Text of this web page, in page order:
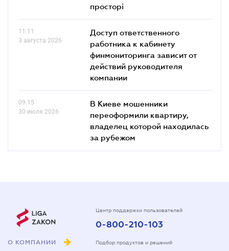
просторі
11.11
3 августа 2026
Доступ ответственного
работника к кабинету
финмониторинга зависит от
действий руководителя
компании
09.15
30 июля 2026
В Киеве мошенники
переоформили квартиру,
владелец которой находилась
за рубежом
О КОМПАНИИ
Центр поддержки пользователей
0-800-210-103
Подбор продуктов и решений